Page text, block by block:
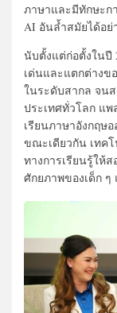
ภาษาและมีทักษะก
AI อันล้ำสมัยได้อย่
นับตั้งแต่ก่อตั้งในปี
เด่นและแตกต่างข
ในระดับสากล จนส
ประเทศทั่วโลก แ
เรียนภาษาอังกฤษ
ขณะเดียวกัน เทค
ทางการเรียนรู้ให้
ศักยภาพของเด็ก